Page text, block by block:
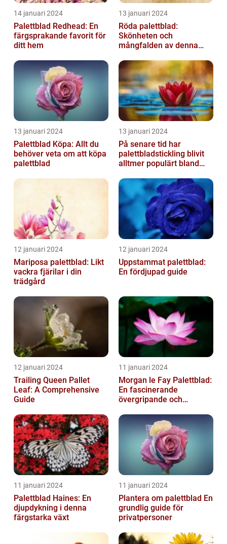
14 januari 2024
Palettblad Redhead: En
färgsprakande favorit för
ditt hem
13 januari 2024
Röda palettblad:
Skönheten och
mångfalden av denna
13 januari 2024
Palettblad Köpa: Allt du
behöver veta om att köpa
palettblad
13 januari 2024
På senare tid har
palettbladstickling blivit
alltmer populärt bland
12 januari 2024
Mariposa palettblad: Likt
vackra fjärilar i din
trädgård
12 januari 2024
Uppstammat palettblad:
En fördjupad guide
12 januari 2024
Trailing Queen Pallet
Leaf: A Comprehensive
Guide
11 januari 2024
Morgan le Fay Palettblad:
En fascinerande
övergripande och
11 januari 2024
Palettblad Haines: En
djupdykning i denna
färgstarka växt
11 januari 2024
Plantera om palettblad En
grundlig guide för
privatpersoner